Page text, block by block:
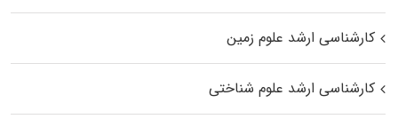
کارشناسی ارشد علوم زمین
کارشناسی ارشد علوم شناختی